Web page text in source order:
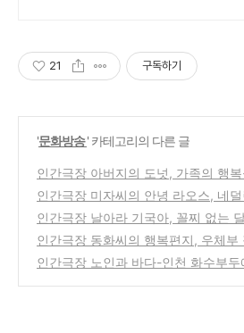
21 구독하기
'문화방송' 카테고리의 다른 글
인간극장 아버지의 도넛, 가족의 행복
가는 박옥경 박근철 남매 이야기
(7)
인간극장 미자씨의 안녕 라오스, 네덜
편과 국제결혼한 루앙프라방 빅트리
자 사장
(4)
인간극장 날아라 기국아, 꼴찌 없는
연골무형성증 장애 김기국 어린이
(0)
인간극장 동화씨의 행복편지, 우체부
전복 양식업을 하는 엄마 가장 박동화
인간극장 노인과 바다-인천 화수부두